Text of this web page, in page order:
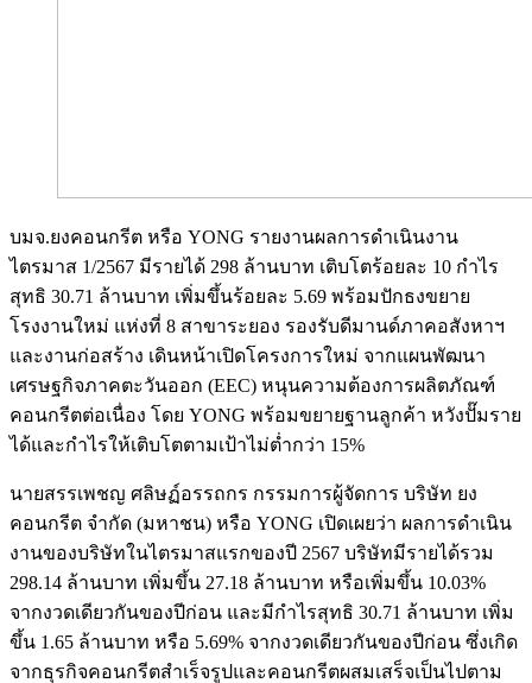
บมจ.ยงคอนกรีต หรือ YONG รายงานผลการดำเนินงาน
ไตรมาส 1/2567 มีรายได้ 298 ล้านบาท เติบโตร้อยละ 10 กำไร
สุทธิ 30.71 ล้านบาท เพิ่มขึ้นร้อยละ 5.69 พร้อมปักธงขยาย
โรงงานใหม่ แห่งที่ 8 สาขาระยอง รองรับดีมานด์ภาคอสังหาฯ
และงานก่อสร้าง เดินหน้าเปิดโครงการใหม่ จากแผนพัฒนา
เศรษฐกิจภาคตะวันออก (EEC) หนุนความต้องการผลิตภัณฑ์
คอนกรีตต่อเนื่อง โดย YONG พร้อมขยายฐานลูกค้า หวังปั๊มราย
ได้และกำไรให้เติบโตตามเป้าไม่ต่ำกว่า 15%
นายสรรเพชญ ศลิษฏ์อรรถกร กรรมการผู้จัดการ บริษัท ยง
คอนกรีต จำกัด (มหาชน) หรือ YONG เปิดเผยว่า ผลการดำเนิน
งานของบริษัทในไตรมาสแรกของปี 2567 บริษัทมีรายได้รวม
298.14 ล้านบาท เพิ่มขึ้น 27.18 ล้านบาท หรือเพิ่มขึ้น 10.03%
จากงวดเดียวกันของปีก่อน และมีกำไรสุทธิ 30.71 ล้านบาท เพิ่ม
ขึ้น 1.65 ล้านบาท หรือ 5.69% จากงวดเดียวกันของปีก่อน ซึ่งเกิด
จากธุรกิจคอนกรีตสำเร็จรูปและคอนกรีตผสมเสร็จเป็นไปตาม